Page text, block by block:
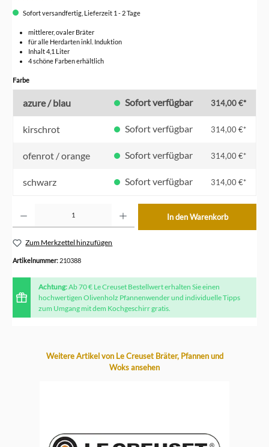
Sofort versandfertig, Lieferzeit 1 - 2 Tage
mittlerer, ovaler Bräter
für alle Herdarten inkl. Induktion
Inhalt 4,1 Liter
4 schöne Farben erhältlich
Farbeauswählen
azure / blau Sofort verfügbar 314,00 €*
kirschrot Sofort verfügbar 314,00 €*
ofenrot / orange Sofort verfügbar 314,00 €*
schwarz Sofort verfügbar 314,00 €*
In den Warenkorb
Zum Merkzettel hinzufügen
Artikelnummer: 210388
Achtung:Ab 70 € Le Creuset Bestellwert erhalten Sie einen
hochwertigen Olivenholz Pfannenwender und individuelle Tipps
zum Umgang mit dem Kochgeschirr gratis.
Produktgalerie überspringen
Weitere Artikel von Le Creuset Bräter, Pfannen und
Woks ansehen